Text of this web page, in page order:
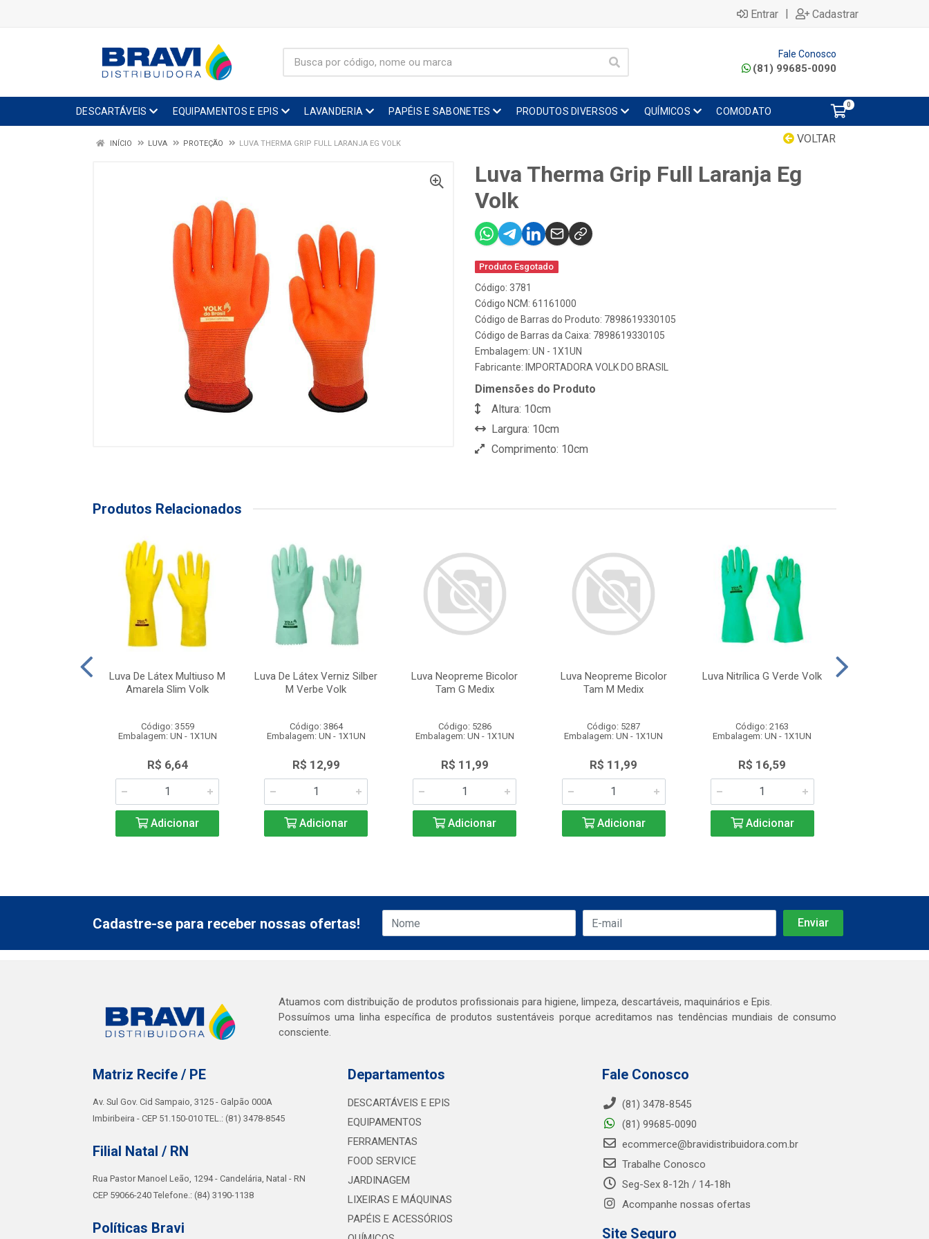
Entrar | Cadastrar
Fale Conosco
(81) 99685-0090
DESCARTÁVEIS EQUIPAMENTOS E EPIS LAVANDERIA PAPÉIS E SABONETES PRODUTOS DIVERSOS QUÍMICOS COMODATO
0
VOLTAR
INÍCIO LUVA PROTEÇÃO LUVA THERMA GRIP FULL LARANJA EG VOLK
Luva Therma Grip Full Laranja Eg
Volk
Produto Esgotado
Código: 3781
Código NCM: 61161000
Código de Barras do Produto: 7898619330105
Código de Barras da Caixa: 7898619330105
Embalagem: UN - 1X1UN
Fabricante: IMPORTADORA VOLK DO BRASIL
Dimensões do Produto
Altura: 10cm
Largura: 10cm
Comprimento: 10cm
Produtos Relacionados
Luva De Látex Multiuso M
Amarela Slim Volk
Código: 3559
Embalagem: UN - 1X1UN
R$ 6,64
Adicionar
Luva De Látex Verniz Silber
M Verbe Volk
Código: 3864
Embalagem: UN - 1X1UN
R$ 12,99
Adicionar
Luva Neopreme Bicolor
Tam G Medix
Código: 5286
Embalagem: UN - 1X1UN
R$ 11,99
Adicionar
Luva Neopreme Bicolor
Tam M Medix
Código: 5287
Embalagem: UN - 1X1UN
R$ 11,99
Adicionar
Luva Nitrílica G Verde Volk
Código: 2163
Embalagem: UN - 1X1UN
R$ 16,59
Adicionar
Cadastre-se para receber nossas ofertas!
Atuamos com distribuição de produtos profissionais para higiene, limpeza, descartáveis, maquinários e Epis.
Possuímos uma linha específica de produtos sustentáveis porque acreditamos nas tendências mundiais de consumo
consciente.
Matriz Recife / PE
Av. Sul Gov. Cid Sampaio, 3125 - Galpão 000A
Imbiribeira - CEP 51.150-010 TEL.: (81) 3478-8545
Filial Natal / RN
Rua Pastor Manoel Leão, 1294 - Candelária, Natal - RN
CEP 59066-240 Telefone.: (84) 3190-1138
Políticas Bravi
Departamentos
DESCARTÁVEIS E EPIS
EQUIPAMENTOS
FERRAMENTAS
FOOD SERVICE
JARDINAGEM
LIXEIRAS E MÁQUINAS
PAPÉIS E ACESSÓRIOS
Fale Conosco
(81) 3478-8545
(81) 99685-0090
ecommerce@bravidistribuidora.com.br
Trabalhe Conosco
Seg-Sex 8-12h / 14-18h
Acompanhe nossas ofertas
Site Seguro